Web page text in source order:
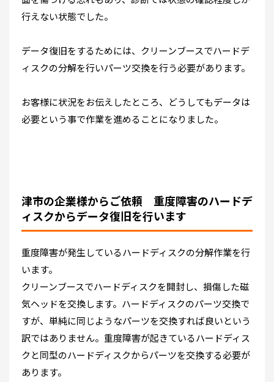
行えない状態でした。
データ復旧をするためには、クリーンブースでハードデ
ィスクの分解を行いパーツ交換を行う必要があります。
お客様に状況をお伝えしたところ、どうしてもデータは
必要という事で作業を進めることになりました。
津市の企業様からご依頼 重度障害のハードデ
ィスクからデータ復旧を行います
重度障害が発生しているハードディスクの分解作業を行
います。
クリーンブースでハードディスクを開封し、損傷した磁
気ヘッドを交換します。ハードディスクのパーツ交換で
すが、単純に同じようなパーツを交換すれば良いという
訳ではありません。重度障害が起きているハードディス
クと同型のハードディスクからパーツを交換する必要が
あります。